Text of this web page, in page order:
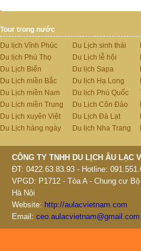
Tour trong nước
Du lịch Vĩnh Phúc
Du lịch Phú Thọ
Du Lịch Biển
Du Lịch miền Bắc
Du Lịch miền Nam
Du Lịch miền Trung
Du Lịch xuyên Việt
Du Lịch hàng ngày
Du Lịch sinh thái
Du Lịch lễ hội
Du lịch Sapa
Du lịch Hạ Long
Du lịch Phú Quốc
Du Lịch Côn Đảo
Du Lịch Đà Lạt
Du lịch Nha Trang
CÔNG TY TNHH DU LỊCH ÂU LẠC
ĐT: 0422.63.83.93 - Hotline:
VPGD: P1712 - Tòa A - Chung cư
Hà Nội
Website: http://aulacvietnam.com
Email: